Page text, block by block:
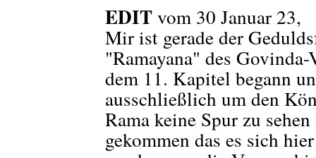
EDITvom 30 Januar 23,
Mir ist gerade der
"Ramayana" des
dem 11. Kapitel begann
ausschließlich um den
Rama keine Spur zu
gekommen das es sich